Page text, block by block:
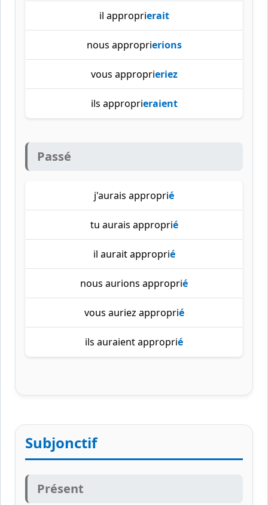
il approprierait
nous approprierions
vous approprieriez
ils approprieraient
Passé
j'aurais approprié
tu aurais approprié
il aurait approprié
nous aurions approprié
vous auriez approprié
ils auraient approprié
Subjonctif
Présent